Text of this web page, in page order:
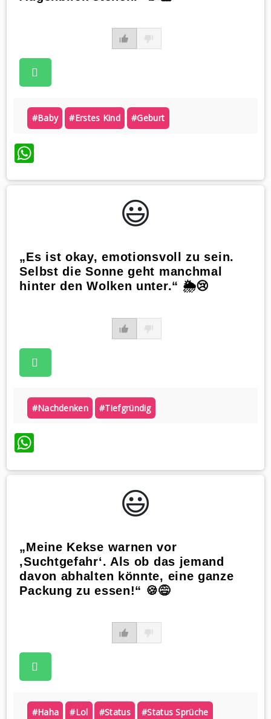
#baby #erstes Kind #geburt
WhatsApp
😃️
„Es ist okay, emotionsvoll zu sein.
Selbst die Sonne geht manchmal
hinter den Wolken unter.“ 🌦️😢
#nachdenken #tiefgründig
WhatsApp
😃️
„Meine Kekse warnen vor
‚Suchtgefahr‘. Als ob das jemand
davon abhalten könnte, eine ganze
Packung zu essen!“ 🍪😅
#haha #lol #status #status Sprüche